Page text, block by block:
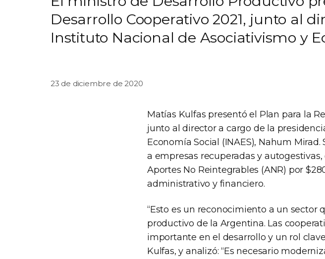
Desarrollo Cooperativo 2021, junto al
Instituto Nacional de Asociativismo y
23 de diciembre de 2020
Matías Kulfas presentó el Plan para la
junto al director a cargo de la
Economía Social (INAES), Nahum
a empresas recuperadas y
Aportes No Reintegrables (ANR) por
administrativo y financiero.
“Esto es un reconocimiento a un
productivo de la Argentina. Las
importante en el desarrollo y un rol
Kulfas, y analizó: “Es necesario